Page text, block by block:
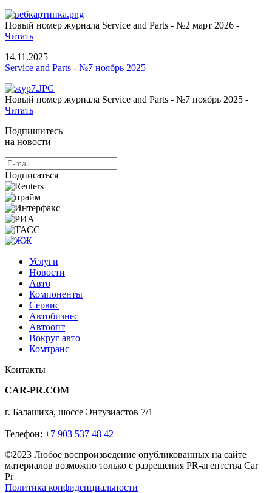
Новый номер журнала Service and Parts - №2 март 2026 -
Читать
14.11.2025
Service and Parts - №7 ноябрь 2025
Новый номер журнала Service and Parts - №7 ноябрь 2025 -
Читать
Подпишитесь
на новости
Подписаться
Услуги
Новости
Авто
Компоненты
Сервис
Автобизнес
Автоопт
Вокруг авто
Комтранс
Контакты
CAR-PR.COM
г. Балашиха, шоссе Энтузиастов 7/1
Телефон: +7 903 537 48 42
©2023 Любое воспроизведение опубликованных на сайте
материалов возможно только с разрешения PR-агентства Car
Pr
Политика конфиденциальности